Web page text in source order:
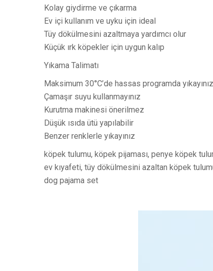
Kolay giydirme ve çıkarma
Ev içi kullanım ve uyku için ideal
Tüy dökülmesini azaltmaya yardımcı olur
Küçük ırk köpekler için uygun kalıp
Yıkama Talimatı
Maksimum 30°C’de hassas programda yıkayınız
Çamaşır suyu kullanmayınız
Kurutma makinesi önerilmez
Düşük ısıda ütü yapılabilir
Benzer renklerle yıkayınız
köpek tulumu, köpek pijaması, penye köpek
ev kıyafeti, tüy dökülmesini azaltan köpek
dog pajama set